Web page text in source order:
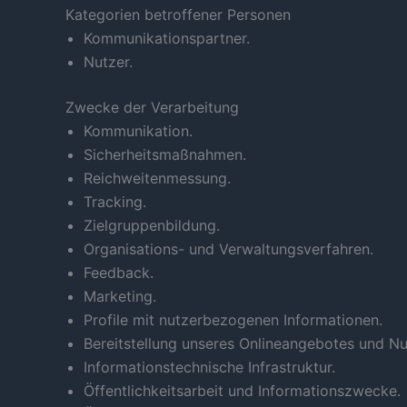
Kategorien betroffener Personen
Kommunikationspartner.
Nutzer.
Zwecke der Verarbeitung
Kommunikation.
Sicherheitsmaßnahmen.
Reichweitenmessung.
Tracking.
Zielgruppenbildung.
Organisations- und Verwaltungsverfahren.
Feedback.
Marketing.
Profile mit nutzerbezogenen Informationen.
Bereitstellung unseres Onlineangebotes und
Informationstechnische Infrastruktur.
Öffentlichkeitsarbeit und Informationszwecke.